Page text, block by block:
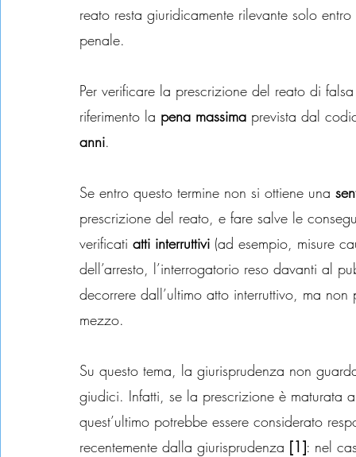
reato resta giuridicamente rilevante solo
penale.
Per verificare la prescrizione del reato di
riferimento la pena massima prevista dal
anni.
Se entro questo termine non si ottiene una
prescrizione del reato, e fare salve le
verificati atti interruttivi (ad esempio, misure
dell’arresto, l’interrogatorio reso davanti al
decorrere dall’ultimo atto interruttivo, ma
mezzo.
Su questo tema, la giurisprudenza non
giudici. Infatti, se la prescrizione è
quest’ultimo potrebbe essere considerato
recentemente dalla giurisprudenza [1]: nel